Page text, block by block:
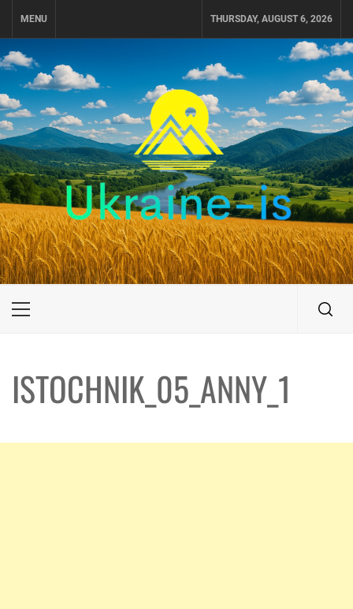
MENU THURSDAY, AUGUST 6, 2026
UKRAINE-IS
ПОДОРОЖI ПО УКРАЇНІ
Primary
ISTOCHNIK_05_ANNY_1